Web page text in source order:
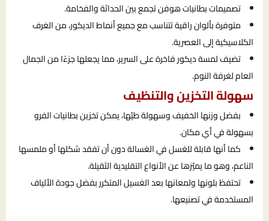
تصميمات بطانيات هوفن تجمع بين الحداثة والفخامة.
متوفرة بألوان راقية تتناسب مع جميع أنماط الديكور، من الغرف
الكلاسيكية إلى العصرية.
تضيف لمسة ديكور فاخرة على السرير، مما يجعلها جزءًا من الجمال
العام لغرفة النوم.
سهولة التخزين والتنظيف
بفضل وزنها الخفيف وسهولة طيّها، يمكن تخزين بطانيات الفرو
بسهولة في أي مكان.
كما أنها قابلة للغسل في الغسالة دون أن تفقد شكلها أو ملمسها
الناعم، وهو ما يميّزها عن الأنواع التقليدية الثقيلة.
تحتفظ بلونها ولمعانها بعد الغسيل المتكرر بفضل جودة الألياف
المستخدمة في تصنيعها.